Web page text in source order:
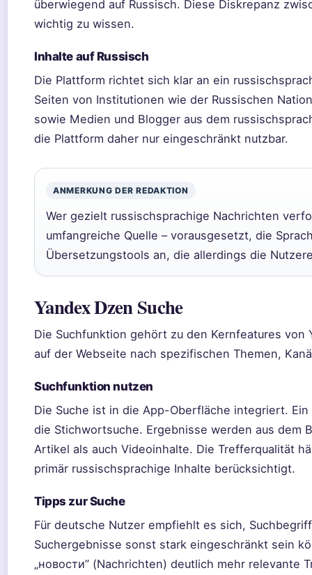
überwiegend auf Russisch. Diese Diskrepanz
wichtig zu wissen.
Inhalte auf Russisch
Die Plattform richtet sich klar an ein
Seiten von Institutionen wie der Russischen
sowie Medien und Blogger aus dem
die Plattform daher nur eingeschränkt nutzbar.
ANMERKUNG DER REDAKTION
Wer gezielt russischsprachige Nachrichten
umfangreiche Quelle – vorausgesetzt, die
Übersetzungstools an, die allerdings die
Yandex Dzen Suche
Die Suchfunktion gehört zu den Kernfeatures
auf der Webseite nach spezifischen Themen,
Suchfunktion nutzen
Die Suche ist in die App-Oberfläche integriert.
die Stichwortsuche. Ergebnisse werden aus dem
Artikel als auch Videoinhalte. Die Trefferqualität
primär russischsprachige Inhalte berücksichtigt.
Tipps zur Suche
Für deutsche Nutzer empfiehlt es sich,
Suchergebnisse sonst stark eingeschränkt sein
„новости” (Nachrichten) deutlich mehr relevante